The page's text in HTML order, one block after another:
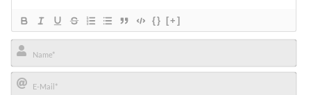
{} [+]
Name*